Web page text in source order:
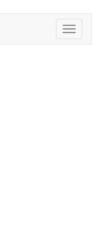
Toggle
navigation